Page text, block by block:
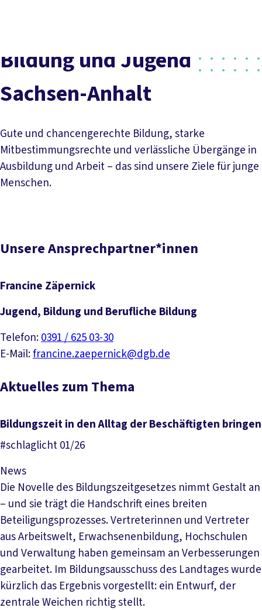
Politik vor Ort
Bildung und Jugend
Sachsen-Anhalt
Gute und chancengerechte Bildung, starke
Mitbestimmungsrechte und verlässliche Übergänge in
Ausbildung und Arbeit – das sind unsere Ziele für junge
Menschen.
Unsere Ansprechpartner*innen
Francine Zäpernick
Jugend, Bildung und Berufliche Bildung
Telefon:0391 / 625 03-30
E-Mail:francine.zaepernick@dgb.de
Aktuelles zum Thema
Bildungszeit in den Alltag der Beschäftigten bringen
#schlaglicht 01/26
News
Die Novelle des Bildungszeitgesetzes nimmt Gestalt an
– und sie trägt die Handschrift eines breiten
Beteiligungsprozesses. Vertreterinnen und Vertreter
aus Arbeitswelt, Erwachsenenbildung, Hochschulen
und Verwaltung haben gemeinsam an Verbesserungen
gearbeitet. Im Bildungsausschuss des Landtages wurde
kürzlich das Ergebnis vorgestellt: ein Entwurf, der
zentrale Weichen richtig stellt.